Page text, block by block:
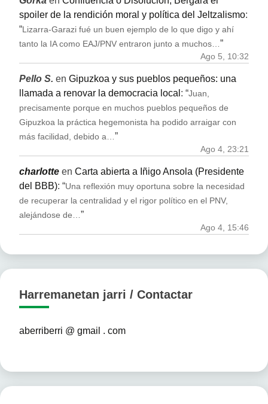
spoiler de la rendición moral y política del Jeltzalismo:
“ Lizarra-Garazi fué un buen ejemplo de lo que digo y ahí
tanto la IA como EAJ/PNV entraron junto a muchos… ”
Ago 5, 10:32
Pello S. en Gipuzkoa y sus pueblos pequeños: una
llamada a renovar la democracia local : “Juan,
precisamente porque en muchos pueblos pequeños de
Gipuzkoa la práctica hegemonista ha podido arraigar con
más facilidad, debido a… ”
Ago 4, 23:21
charlotte en Carta abierta a Iñigo Ansola (Presidente
del BBB): “Una reflexión muy oportuna sobre la necesidad
de recuperar la centralidad y el rigor político en el PNV,
alejándose de… ”
Ago 4, 15:46
Harremanetan jarri / Contactar
aberriberri @ gmail . com